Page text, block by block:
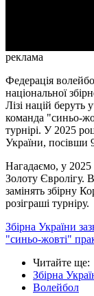
реклама
Федерація
національної
Лізі націй беруть
команда "синьо-
турнірі. У 2025
України, посівши
Нагадаємо, у 2025
Золоту Євролігу.
замінять збірну
розіграші турніру.
Збірна України
"синьо-жовті"
Читайте ще:
Збірна
Волейбол